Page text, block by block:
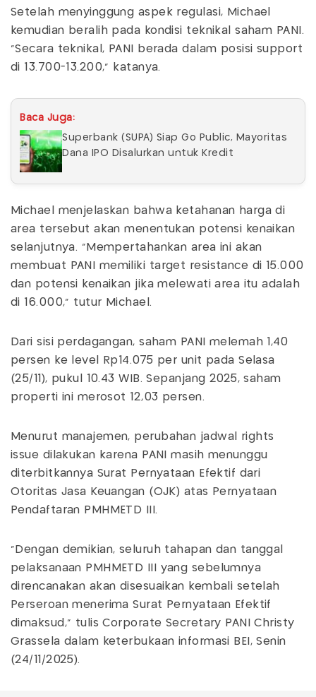
Setelah menyinggung aspek regulasi, Michael
kemudian beralih pada kondisi teknikal saham PANI.
“Secara teknikal, PANI berada dalam posisi support
di 13.700-13.200,” katanya.
Baca Juga:
Superbank (SUPA) Siap Go Public, Mayoritas
Dana IPO Disalurkan untuk Kredit
Michael menjelaskan bahwa ketahanan harga di
area tersebut akan menentukan potensi kenaikan
selanjutnya. “Mempertahankan area ini akan
membuat PANI memiliki target resistance di 15.000
dan potensi kenaikan jika melewati area itu adalah
di 16.000,” tutur Michael.
Dari sisi perdagangan, saham PANI melemah 1,40
persen ke level Rp14.075 per unit pada Selasa
(25/11), pukul 10.43 WIB. Sepanjang 2025, saham
properti ini merosot 12,03 persen.
Menurut manajemen, perubahan jadwal rights
issue dilakukan karena PANI masih menunggu
diterbitkannya Surat Pernyataan Efektif dari
Otoritas Jasa Keuangan (OJK) atas Pernyataan
Pendaftaran PMHMETD III.
"Dengan demikian, seluruh tahapan dan tanggal
pelaksanaan PMHMETD III yang sebelumnya
direncanakan akan disesuaikan kembali setelah
Perseroan menerima Surat Pernyataan Efektif
dimaksud," tulis Corporate Secretary PANI Christy
Grassela dalam keterbukaan informasi BEI, Senin
(24/11/2025).